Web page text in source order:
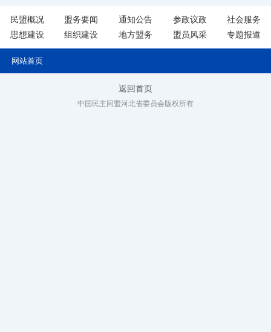
民盟概况 盟务要闻 通知公告 参政议政
社会服务
思想建设
组织建设 地方盟务 盟员风采 专题报道
网站首页
返回首页
中国民主同盟河北省委员会版权所有